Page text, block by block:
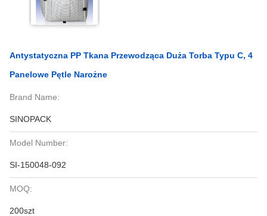
Antystatyczna PP Tkana Przewodząca Duża Torba Typu C, 4
Panelowe Pętle Narożne
Brand Name:
SINOPACK
Model Number:
SI-150048-092
MOQ:
200szt